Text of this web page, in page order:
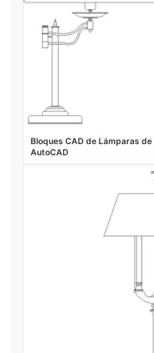
Bloques CAD de Lámparas
AutoCAD